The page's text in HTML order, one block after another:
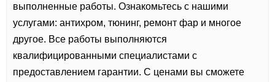
выполненные работы. Ознакомьтесь с нашими
услугами: антихром, тюнинг, ремонт фар и многое
другое. Все работы выполняются
квалифицированными специалистами с
предоставлением гарантии. С ценами вы сможете